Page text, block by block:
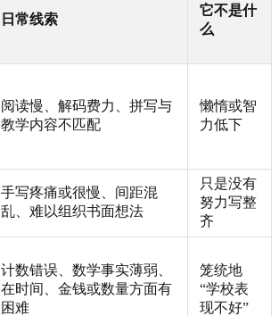
日常线索
它不是什
么
阅读慢、解码费力、拼写与
教学内容不匹配
懒惰或智
力低下
手写疼痛或很慢、间距混
乱、难以组织书面想法
只是没有
努力写整
齐
计数错误、数学事实薄弱、
在时间、金钱或数量方面有
困难
笼统地
“学校表
现不好”